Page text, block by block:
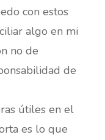
con estos
algo en mi
no de
de
útiles en el
es lo que